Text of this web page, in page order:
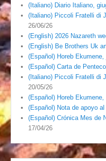
(Italiano) Diario Italiano,
(Italiano) Piccoli Fratelli di
26/06/26
(English) 2026 Nazareth
(English) Be Brothers Uk
(Español) Horeb Ekumene,
(Español) Carta de
(Italiano) Piccoli Fratelli di
20/05/26
(Español) Horeb
(Español) Nota de apoyo
(Español) Crónica Mes de
17/04/26